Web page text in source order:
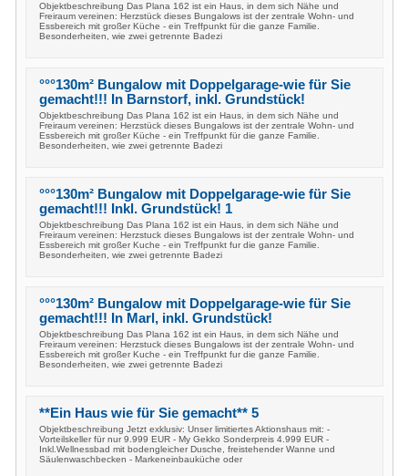
Objektbeschreibung Das Plana 162 ist ein Haus, in dem sich Nähe und
Freiraum vereinen: Herzstück dieses Bungalows ist der zentrale Wohn- und
Essbereich mit großer Küche - ein Treffpunkt für die ganze Familie.
Besonderheiten, wie zwei getrennte Badezi
°°°130m² Bungalow mit Doppelgarage-wie für Sie
gemacht!!! In Barnstorf, inkl. Grundstück!
Objektbeschreibung Das Plana 162 ist ein Haus, in dem sich Nähe und
Freiraum vereinen: Herzstück dieses Bungalows ist der zentrale Wohn- und
Essbereich mit großer Küche - ein Treffpunkt für die ganze Familie.
Besonderheiten, wie zwei getrennte Badezi
°°°130m² Bungalow mit Doppelgarage-wie für Sie
gemacht!!! Inkl. Grundstück! 1
Objektbeschreibung Das Plana 162 ist ein Haus, in dem sich Nähe und
Freiraum vereinen: Herzstuck dieses Bungalows ist der zentrale Wohn- und
Essbereich mit großer Kuche - ein Treffpunkt fur die ganze Familie.
Besonderheiten, wie zwei getrennte Badezi
°°°130m² Bungalow mit Doppelgarage-wie für Sie
gemacht!!! In Marl, inkl. Grundstück!
Objektbeschreibung Das Plana 162 ist ein Haus, in dem sich Nähe und
Freiraum vereinen: Herzstuck dieses Bungalows ist der zentrale Wohn- und
Essbereich mit großer Kuche - ein Treffpunkt fur die ganze Familie.
Besonderheiten, wie zwei getrennte Badezi
**Ein Haus wie für Sie gemacht** 5
Objektbeschreibung Jetzt exklusiv: Unser limitiertes Aktionshaus mit: -
Vorteilskeller für nur 9.999 EUR - My Gekko Sonderpreis 4.999 EUR -
Inkl.Wellnessbad mit bodengleicher Dusche, freistehender Wanne und
Säulenwaschbecken - Markeneinbauküche oder